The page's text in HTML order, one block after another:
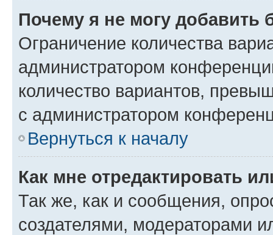
Почему я не могу добавить
Ограничение количества
администратором
количество вариантов,
с администратором
Вернуться к началу
Как мне отредактировать
Так же, как и сообщения,
создателями, модераторами